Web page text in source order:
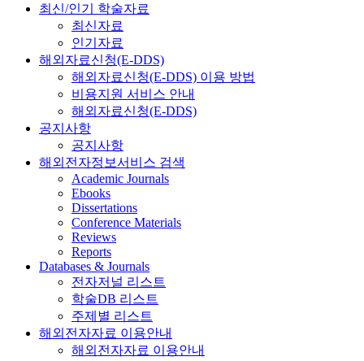
최신/인기 학술자료
최신자료
인기자료
해외자료신청(E-DDS)
해외자료신청(E-DDS) 이용 방법
비용지원 서비스 안내
해외자료신청(E-DDS)
공지사항
공지사항
해외전자정보서비스 검색
Academic Journals
Ebooks
Dissertations
Conference Materials
Reviews
Reports
Databases & Journals
전자저널 리스트
학술DB 리스트
주제별 리스트
해외전자자료 이용안내
해외전자자료 이용안내